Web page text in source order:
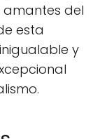
amantes del
esta
y